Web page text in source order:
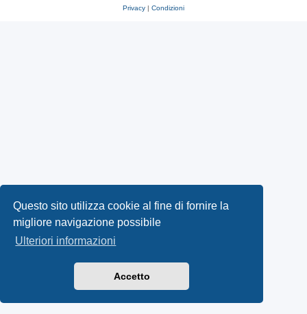
Questo sito utilizza cookie al fine di fornire la
migliore navigazione possibile
Ulteriori informazioni
Accetto
Privacy | Condizioni